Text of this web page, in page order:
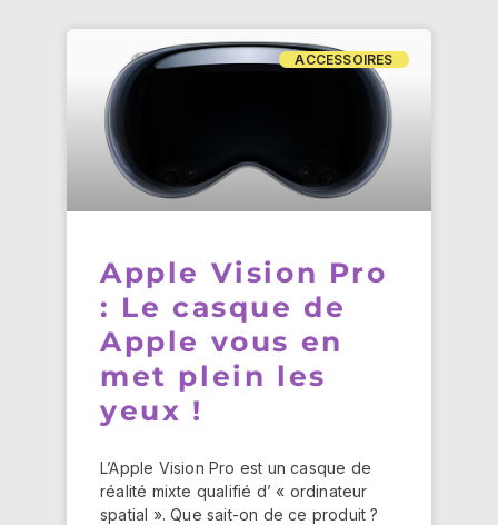
ACCESSOIRES
Apple Vision Pro
: Le casque de
Apple vous en
met plein les
yeux !
L’Apple Vision Pro est un casque de
réalité mixte qualifié d’ « ordinateur
spatial ». Que sait-on de ce produit ?